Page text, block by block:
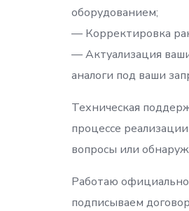
оборудованием;
— Корректировка
— Актуализация
аналоги под ваши
Техническая
процессе
вопросы или
Работаю официально
подписываем